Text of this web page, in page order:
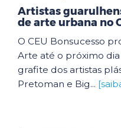
Artistas
de arte urbana no
O CEU Bonsucesso
Arte até o próximo
grafite dos artistas
Pretoman e Big...